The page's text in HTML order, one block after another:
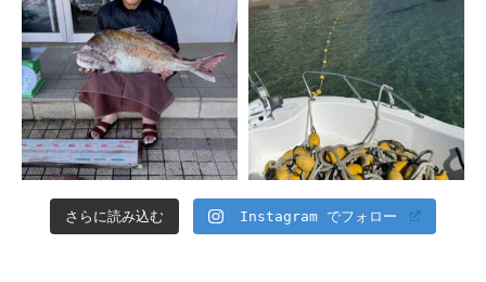
さらに読み込む Instagram でフォロー